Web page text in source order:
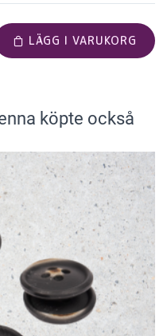
LÄGG I VARUKORG
köpte också